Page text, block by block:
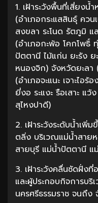
1. เฝ้าระวังพื้นที่เสี่ยง
(อำเภอกระแสสินธุ์ คว
สงขลา ระโนด รัตภูมิ
(อำเภอกะพ้อ โคกโพธิ์
ปัตตานี ไม้แก่น ยะรัง ย
หนองจิก) จังหวัดยะลา
(อำเภอจะแนะ เจาะไอร้
ยี่งอ ระแงะ รือเสาะ แ
สุไหงปาดี)
2. เฝ้าระวังระดับน้ำเพิ่
ตลิ่ง บริเวณแม่น้ำสาย
สายบุรี แม่น้ำปัตตานี แ
3. เฝ้าระวังคลื่นซัดฝั่งที่
และผู้ประกอบกิจการบ
นครศรีธรรมราช จนถึง